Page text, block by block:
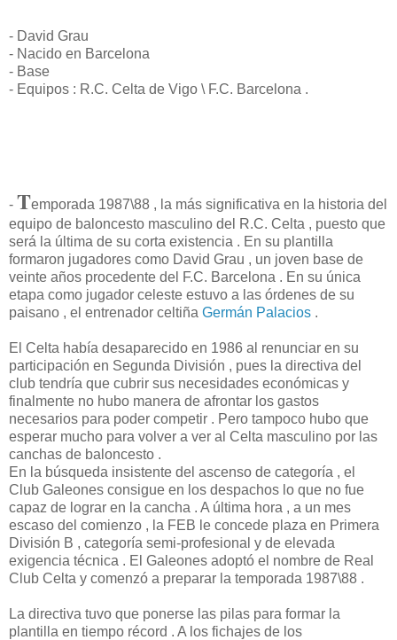
- David Grau
- Nacido en Barcelona
- Base
- Equipos : R.C. Celta de Vigo \ F.C. Barcelona .
- Temporada 1987\88 , la más significativa en la historia del
equipo de baloncesto masculino del R.C. Celta , puesto que
será la última de su corta existencia . En su plantilla
formaron jugadores como David Grau , un joven base de
veinte años procedente del F.C. Barcelona . En su única
etapa como jugador celeste estuvo a las órdenes de su
paisano , el entrenador celtiña Germán Palacios .
El Celta había desaparecido en 1986 al renunciar en su
participación en Segunda División , pues la directiva del
club tendría que cubrir sus necesidades económicas y
finalmente no hubo manera de afrontar los gastos
necesarios para poder competir . Pero tampoco hubo que
esperar mucho para volver a ver al Celta masculino por las
canchas de baloncesto .
En la búsqueda insistente del ascenso de categoría , el
Club Galeones consigue en los despachos lo que no fue
capaz de lograr en la cancha . A última hora , a un mes
escaso del comienzo , la FEB le concede plaza en Primera
División B , categoría semi-profesional y de elevada
exigencia técnica . El Galeones adoptó el nombre de Real
Club Celta y comenzó a preparar la temporada 1987\88 .
La directiva tuvo que ponerse las pilas para formar la
plantilla en tiempo récord . A los fichajes de los